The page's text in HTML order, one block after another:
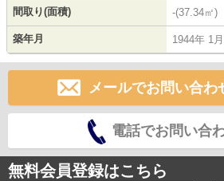
間取り(面積) -(37.34㎡)
築年月 1944年 1
メールでお問い合わ
電話でお問い合
無料会員登録はこちら